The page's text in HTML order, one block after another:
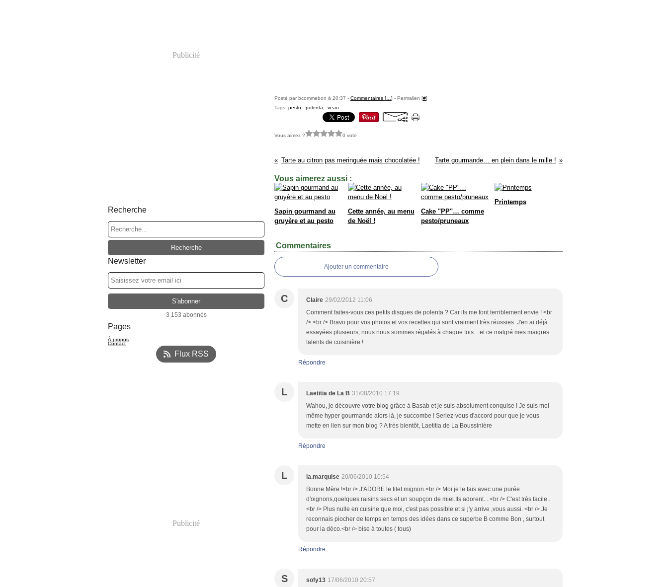
Publicité
Recherche
Newsletter
3 153 abonnés
Pages
À propos
Contact
Flux RSS
Publicité
Posté par bcommebon à 20:37 - Commentaires [ ] - Permalien [#]
Tags: pesto polenta veau
Vous aimez ? 0 vote
Tarte au citron pas meringuée mais chocolatée ! Tarte gourmande… en plein dans le mille !
Vous aimerez aussi :
Sapin gourmand au
gruyère et au pesto
Cette année, au menu
de Noël !
Cake "PP"… comme
pesto/pruneaux
Printemps
Commentaires
Ajouter un commentaire
C Claire 29/02/2012 11:06
Comment faites-vous ces petits disques de polenta ? Car ils me font terriblement envie ! <br
/> <br /> Bravo pour vos photos et vos recettes qui sont vraiment très réussies. J'en ai déjà
essayées plusieurs, nous nous sommes régalés à chaque fois... et ce malgré mes maigres
talents de cuisinière !
Répondre
L Laetitia de La B 31/08/2010 17:19
Wahou, je découvre votre blog grâce à Basab et je suis absolument conquise ! Je suis moi
même hyper gourmande alors là, je succombe ! Seriez-vous d'accord pour que je vous
mette en lien sur mon blog ? A très bientôt, Laetitia de La Boussinière
Répondre
L la.marquise 20/06/2010 10:54
Bonne Mère !<br /> J'ADORE le filet mignon.<br /> Moi je le fais avec une purée
d'oignons,quelques raisins secs et un soupçon de miel.Ils adorent....<br /> C'est très facile .
<br /> Plus nulle en cuisine que moi, c'est pas possible et si j'y arrive ,vous aussi. <br /> Je
reconnais piocher de temps en temps des idées dans ce superbe B comme Bon , surtout
pour la déco.<br /> bise à toutes ( tous)
Répondre
S sofy13 17/06/2010 20:57